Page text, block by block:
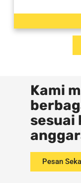
Kami
sesuai
Pesan